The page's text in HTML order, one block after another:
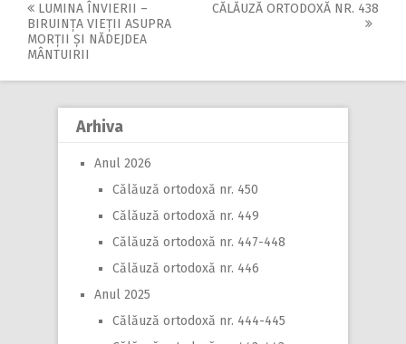
Post
navigation
LUMINA ÎNVIERII –
BIRUINȚA VIEȚII ASUPRA
MORȚII ȘI NĂDEJDEA
MÂNTUIRII
CĂLĂUZĂ ORTODOXĂ NR. 438
Arhiva
Anul 2026
Călăuză ortodoxă nr. 450
Călăuză ortodoxă nr. 449
Călăuză ortodoxă nr. 447-448
Călăuză ortodoxă nr. 446
Anul 2025
Călăuză ortodoxă nr. 444-445